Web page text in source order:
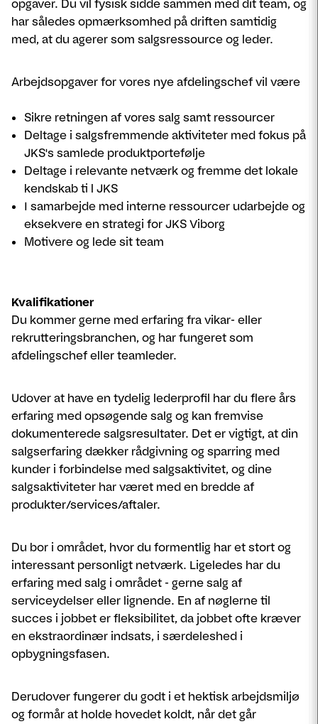
opgaver. Du vil fysisk sidde sammen med dit team, og
har således opmærksomhed på driften samtidig
med, at du agerer som salgsressource og leder.
Arbejdsopgaver for vores nye afdelingschef vil være
Sikre retningen af vores salg samt ressourcer
Deltage i salgsfremmende aktiviteter med fokus på
JKS's samlede produktportefølje
Deltage i relevante netværk og fremme det lokale
kendskab ti l JKS
I samarbejde med interne ressourcer udarbejde og
eksekvere en strategi for JKS Viborg
Motivere og lede sit team
Kvalifikationer
Du kommer gerne med erfaring fra vikar- eller
rekrutteringsbranchen, og har fungeret som
afdelingschef eller teamleder.
Udover at have en tydelig lederprofil har du flere års
erfaring med opsøgende salg og kan fremvise
dokumenterede salgsresultater. Det er vigtigt, at din
salgserfaring dækker rådgivning og sparring med
kunder i forbindelse med salgsaktivitet, og dine
salgsaktiviteter har været med en bredde af
produkter/services/aftaler.
Du bor i området, hvor du formentlig har et stort og
interessant personligt netværk. Ligeledes har du
erfaring med salg i området - gerne salg af
serviceydelser eller lignende. En af nøglerne til
succes i jobbet er fleksibilitet, da jobbet ofte kræver
en ekstraordinær indsats, i særdeleshed i
opbygningsfasen.
Derudover fungerer du godt i et hektisk arbejdsmiljø
og formår at holde hovedet koldt, når det går